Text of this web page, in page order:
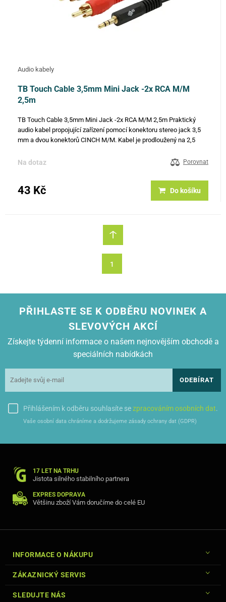
Audio kabely
TB Touch Cable 3,5mm Mini Jack -2x RCA M/M
2,5m
TB Touch Cable 3,5mm Mini Jack -2x RCA M/M 2,5m Praktický
audio kabel propojující zařízení pomocí konektoru stereo jack 3,5
mm a dvou konektorů CINCH M/M. Kabel je prodloužený na 2,5
Na dotaz Porovnat
43 Kč Do košíku
1
PŘIHLASTE SE K ODBĚRU NOVINEK A
SLEVOVÝCH AKCÍ
Získejte týdenní informace o našem nejnovějším obchodě a
speciálních nabídkách
ODEBÍRAT
Přihlášením k odběru souhlasíte sezpracováním osobních dat.
Vaše osobní data chráníme a dodržujeme zásady ochrany dat (GDPR)
17 LET NA TRHU
Jistota silného stabilního partnera
EXPRES DOPRAVA
Většinu zboží Vám doručíme do celé EU
INFORMACE O NÁKUPU
ZÁKAZNICKÝ SERVIS
SLEDUJTE NÁS